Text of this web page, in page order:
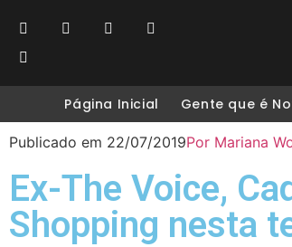
Página Inicial Gente que é
Publicado em 22/07/2019Por Mariana
Ex-The Voice,
Shopping nesta